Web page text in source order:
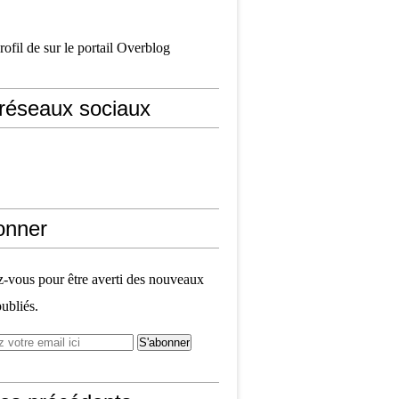
de sur le portail Overblog
sociaux
vous pour être averti des nouveaux